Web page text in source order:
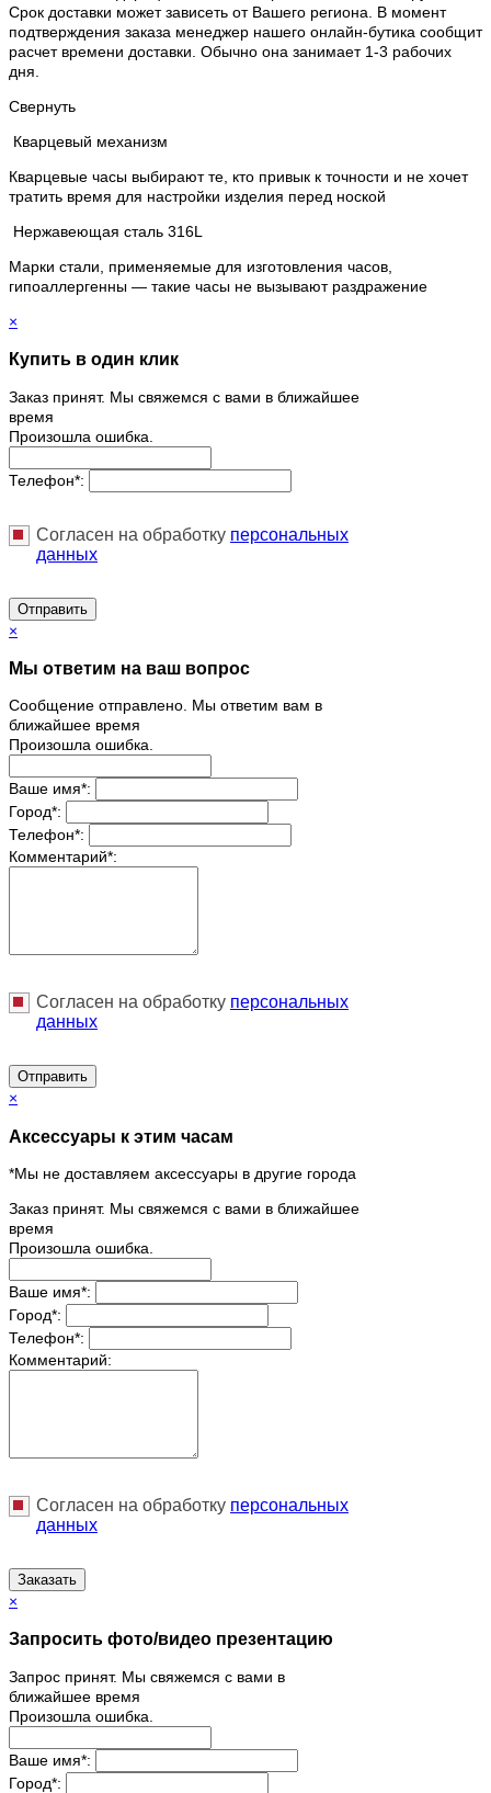
Срок доставки может зависеть от Вашего региона. В момент
подтверждения заказа менеджер нашего онлайн-бутика сообщит
расчет времени доставки. Обычно она занимает 1-3 рабочих
дня.
Свернуть
Кварцевый механизм
Кварцевые часы выбирают те, кто привык к точности и не хочет
тратить время для настройки изделия перед ноской
Нержавеющая сталь 316L
Марки стали, применяемые для изготовления часов,
гипоаллергенны — такие часы не вызывают раздражение
×
Купить в один клик
Заказ принят. Мы свяжемся с вами в ближайшее
время
Произошла ошибка.
Телефон*:
Согласен на обработку персональныx
данных
Отправить
×
Мы ответим на ваш вопрос
Сообщение отправлено. Мы ответим вам в
ближайшее время
Произошла ошибка.
Ваше имя*:
Город*:
Телефон*:
Комментарий*:
Согласен на обработку персональныx
данных
Отправить
×
Аксессуары к этим часам
*Мы не доставляем аксессуары в другие города
Заказ принят. Мы свяжемся с вами в ближайшее
время
Произошла ошибка.
Ваше имя*:
Город*:
Телефон*:
Комментарий:
Согласен на обработку персональныx
данных
Заказать
×
Запросить фото/видео презентацию
Запрос принят. Мы свяжемся с вами в
ближайшее время
Произошла ошибка.
Ваше имя*:
Город*: